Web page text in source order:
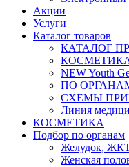
Акции
Услуги
Каталог товаров
КАТАЛОГ
NEW Youth
ПО
СХЕМЫ
Линия
КОСМЕТИКА
Подбор по органам
Желудок,
Женская